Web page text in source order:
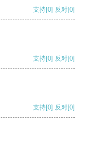
支持[0] 反对[0]
支持[0] 反对[0]
支持[0] 反对[0]